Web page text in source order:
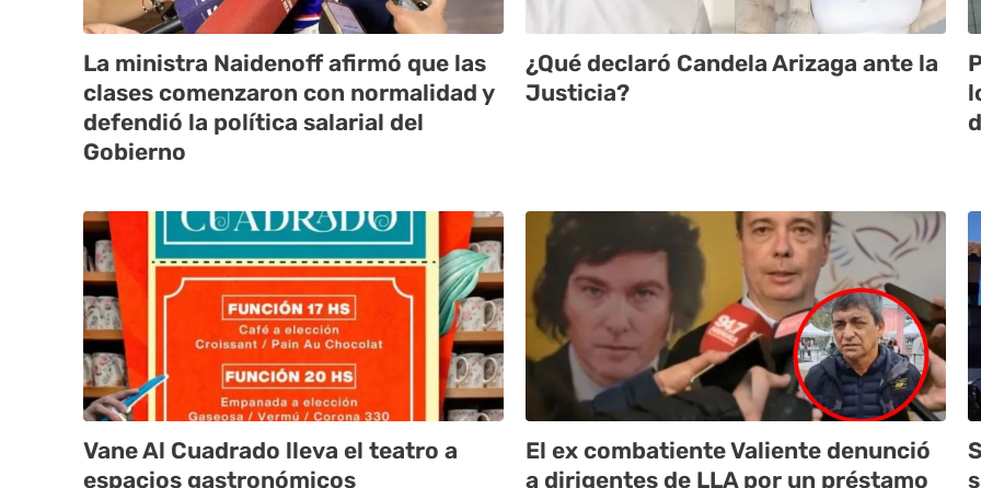
La ministra Naidenoff afirmó que las
clases comenzaron con normalidad y
defendió la política salarial del
Gobierno
¿Qué declaró Candela Arizaga ante la
Justicia?
Vane Al Cuadrado lleva el teatro a
espacios gastronómicos
El ex combatiente Valiente denunció
a dirigentes de LLA por un préstamo